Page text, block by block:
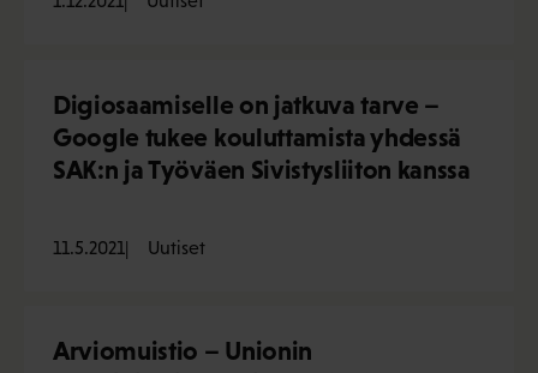
Digiosaamiselle on jatkuva tarve –
Google tukee kouluttamista yhdessä
SAK:n ja Työväen Sivistysliiton kanssa
11.5.2021 Uutiset
Arviomuistio – Unionin